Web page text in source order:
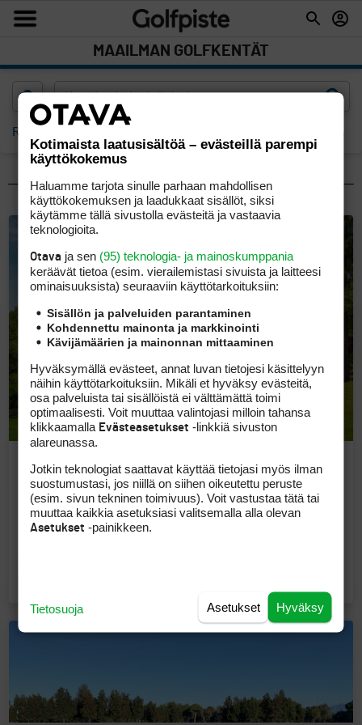
MAAILMAN GOLFKENTÄT
Rajaa Kartta
SUOSITUIMMAT MAAT
ESPANJA
Etenkin eteläisen Espanjan ja Välimeren ranta-alueen golfkentät
ovat suomalaisten suosikkeja. Aurinko, lämpö ja laadukas golf
ovat houkutteleva yhdistelmä ja golfia voi pelata ympäri vuoden.
Lomaresorttien ohella golfkenttiä on ympäri maata pohjoista
Kotimaista laatusisältöä – evästeillä parempi
käyttökokemus
Haluamme tarjota sinulle parhaan mahdollisen
käyttökokemuksen ja laadukkaat sisällöt, siksi
käytämme tällä sivustolla evästeitä ja vastaavia
teknologioita.
Otava ja sen (95) teknologia- ja mainoskumppania
keräävät tietoa (esim. vierailemis­tasi sivuista ja laitteesi
ominaisuuk­sista) seuraaviin käyttötarkoituksiin:
Sisällön ja palveluiden parantaminen
Kohdennettu mainonta ja markkinointi
Kävijämäärien ja mainonnan mittaaminen
Hyväksymällä evästeet, annat luvan tietojesi käsittelyyn
näihin käyttötarkoituksiin. Mikäli et hyväksy evästeitä,
osa palveluista tai sisällöistä ei välttämättä toimi
optimaalisesti. Voit muuttaa valintojasi milloin tahansa
klikkaamalla Evästeasetukset -linkkiä sivuston
alareunassa.
Jotkin teknologiat saattavat käyttää tietojasi myös ilman
suostumustasi, jos niillä on siihen oikeutettu peruste
(esim. sivun tekninen toimivuus). Voit vastustaa tätä tai
muuttaa kaikkia asetuksiasi valitsemalla alla olevan
Asetukset -painikkeen.
Hyväksy
Asetukset
Tietosuoja